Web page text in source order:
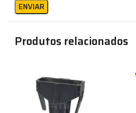
Produtos relacionados